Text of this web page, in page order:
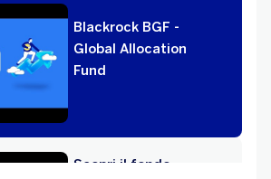
Blackrock BGF -
Global Allocation
Fund
Scopri il fondo